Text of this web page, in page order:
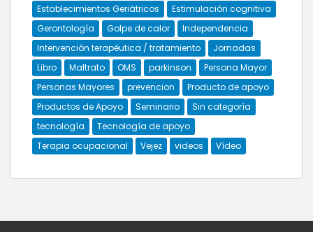
Establecimientos Geriátricos
Estimulación cognitiva
Gerontología
Golpe de calor
Independencia
Intervención terapéutica / tratamiento
Jornadas
Libro
Maltrato OMS parkinson
Persona Mayor
Personas Mayores
prevencion
Producto de apoyo
Productos de Apoyo
Seminario
Sin categoría
tecnología
Tecnología de apoyo
Terapia ocupacional
Vejez videos Vídeo